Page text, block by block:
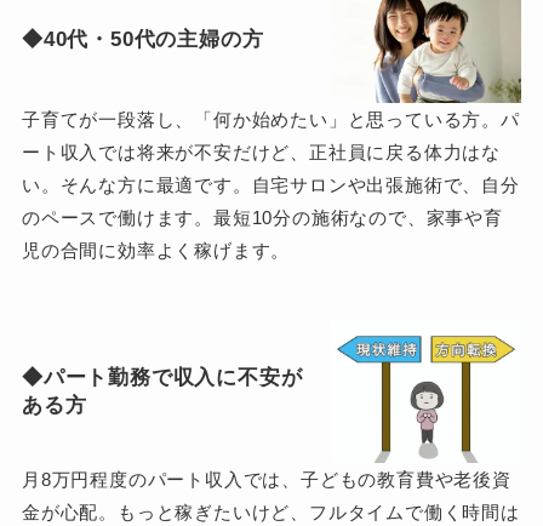
◆40代・50代の主婦の方
子育てが一段落し、「何か始めたい」と思っている方。パ
ート収入では将来が不安だけど、正社員に戻る体力はな
い。そんな方に最適です。自宅サロンや出張施術で、自分
のペースで働けます。最短10分の施術なので、家事や育
児の合間に効率よく稼げます。
◆パート勤務で収入に不安が
ある方
月8万円程度のパート収入では、子どもの教育費や老後資
金が心配。もっと稼ぎたいけど、フルタイムで働く時間は